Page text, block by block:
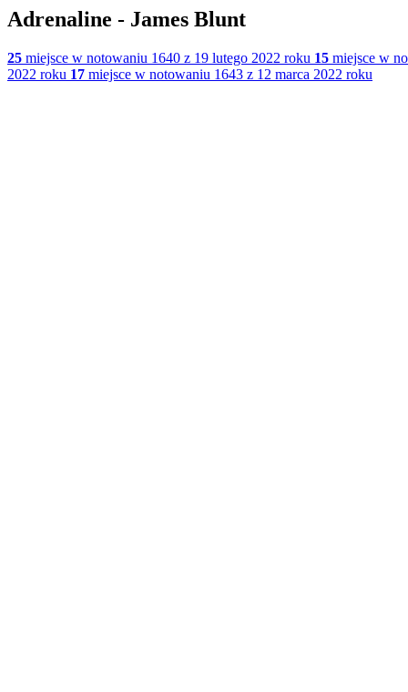
Adrenaline - James Blunt
25 miejsce w notowaniu 1640 z 19 lutego 2022 roku 15 miejsce w
2022 roku 17 miejsce w notowaniu 1643 z 12 marca 2022 roku